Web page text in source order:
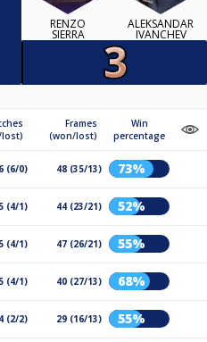
RENZO
SIERRA
ALEKSANDAR
IVANCHEV
Frames
(won/lost)
Win
percentage
6 (6/0) 48 (35/13) 73%
5 (4/1) 44 (23/21) 52%
5 (4/1) 47 (26/21) 55%
5 (4/1) 40 (27/13) 68%
4 (2/2) 29 (16/13) 55%